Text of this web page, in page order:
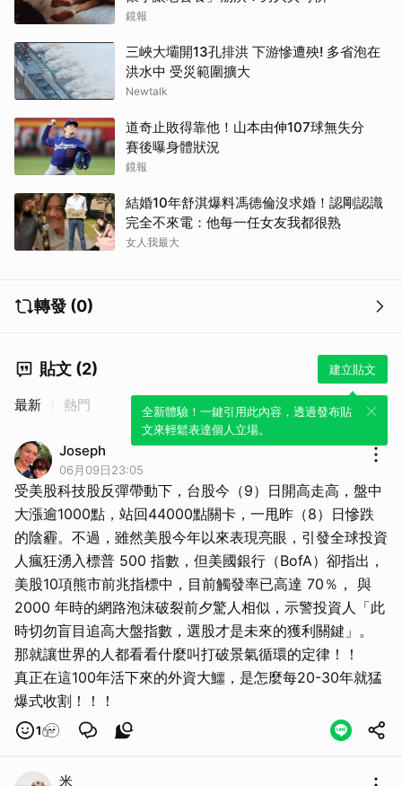
鏡報
三峽大壩開13孔排洪 下游慘遭殃! 多省泡在
洪水中 受災範圍擴大
Newtalk
道奇止敗得靠他！山本由伸107球無失分
賽後曝身體狀況
鏡報
結婚10年舒淇爆料馮德倫沒求婚！認剛認識
完全不來電：他每一任女友我都很熟
女人我最大
轉發 (0)
貼文 (2) 建立貼文
全新體驗！一鍵引用此內容，透過發布貼
文來輕鬆表達個人立場。
最新 熱門
Joseph
06月09日23:05
受美股科技股反彈帶動下，台股今（9）日開高走高，盤中
大漲逾1000點，站回44000點關卡，一甩昨（8）日慘跌
的陰霾。不過，雖然美股今年以來表現亮眼，引發全球投資
人瘋狂湧入標普 500 指數，但美國銀行（BofA）卻指出，
美股10項熊市前兆指標中，目前觸發率已高達 70％， 與
2000 年時的網路泡沫破裂前夕驚人相似，示警投資人「此
時切勿盲目追高大盤指數，選股才是未來的獲利關鍵」。
那就讓世界的人都看看什麼叫打破景氣循環的定律！！
真正在這100年活下來的外資大鱷，是怎麼每20-30年就猛
爆式收割！！！
1
米